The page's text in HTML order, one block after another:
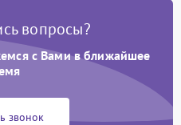
1500 ₽ Подробнее →
2000 ₽
вопросы?
с Вами в ближайшее
звонок